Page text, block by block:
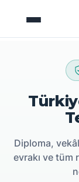
Diploma,
evrakı ve tüm